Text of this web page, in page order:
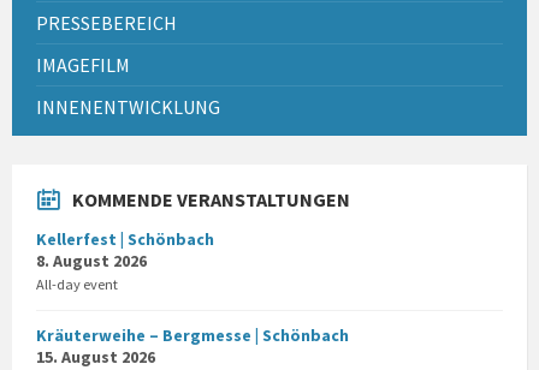
PRESSEBEREICH
IMAGEFILM
INNENENTWICKLUNG
KOMMENDE VERANSTALTUNGEN
Kellerfest | Schönbach
8. August 2026
All-day event
Kräuterweihe – Bergmesse | Schönbach
15. August 2026